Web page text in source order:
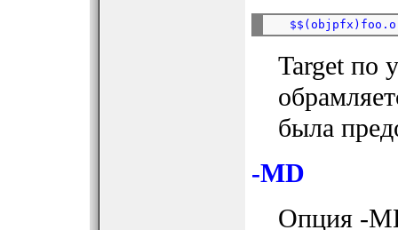
$$(objpfx)foo.o
Target по
была
-MD
Опция -